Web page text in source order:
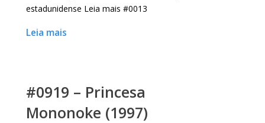
estadunidense Leia mais #0013
Leia mais
#0919 – Princesa
Mononoke (1997)